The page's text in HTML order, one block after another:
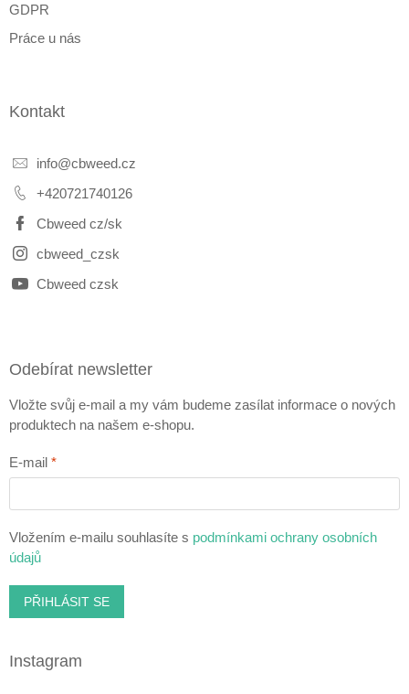
GDPR
Práce u nás
Kontakt
info@cbweed.cz
+420721740126
Cbweed cz/sk
cbweed_czsk
Cbweed czsk
Odebírat newsletter
Vložte svůj e-mail a my vám budeme zasílat informace o nových
produktech na našem e-shopu.
E-mail
Vložením e-mailu souhlasíte s podmínkami ochrany osobních
údajů
PŘIHLÁSIT SE
Instagram